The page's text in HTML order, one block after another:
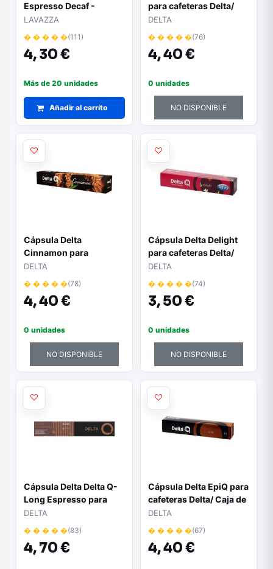
Espresso Decaf -
Descafeinado |
Compatibles con
cafeteras Nespresso |
Caja de 10 unidades
LAVAZZA
� � � � �(111)
4,30 €
Más de 20 unidades
Añadir al carrito
para cafeteras Delta/
Caja de 10
DELTA
� � � � �(76)
4,40 €
0 unidades
NO DISPONIBLE
Cápsula Delta
Cinnamon para
cafeteras Delta/ Caja de
DELTA
� � � � �(78)
4,40 €
0 unidades
NO DISPONIBLE
Cápsula Delta Delight
para cafeteras Delta/
Caja de 10
DELTA
� � � � �(74)
3,50 €
0 unidades
NO DISPONIBLE
Cápsula Delta Delta Q-
Long Espresso para
cafeteras Delta/ Caja de
DELTA
� � � � �(83)
4,70 €
Cápsula Delta EpiQ para
cafeteras Delta/ Caja de
10
DELTA
� � � � �(67)
4,40 €